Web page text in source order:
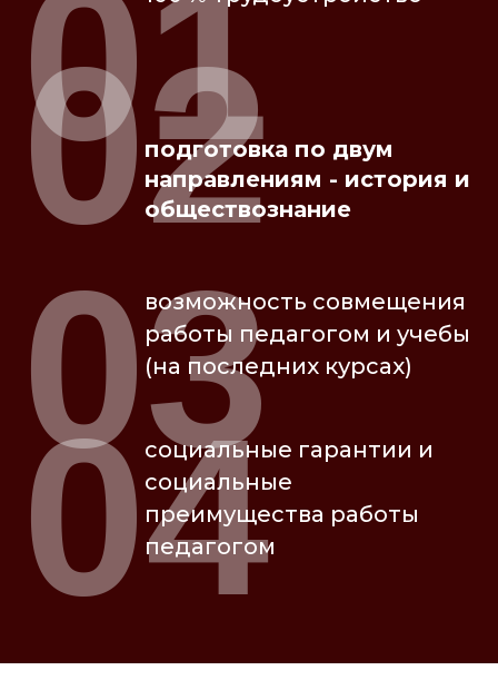
01
подготовка по двум
направлениям - история и
обществознание
02
возможность совмещения
работы педагогом и учебы
(на последних курсах)
03
социальные гарантии и
социальные
преимущества работы
педагогом
04